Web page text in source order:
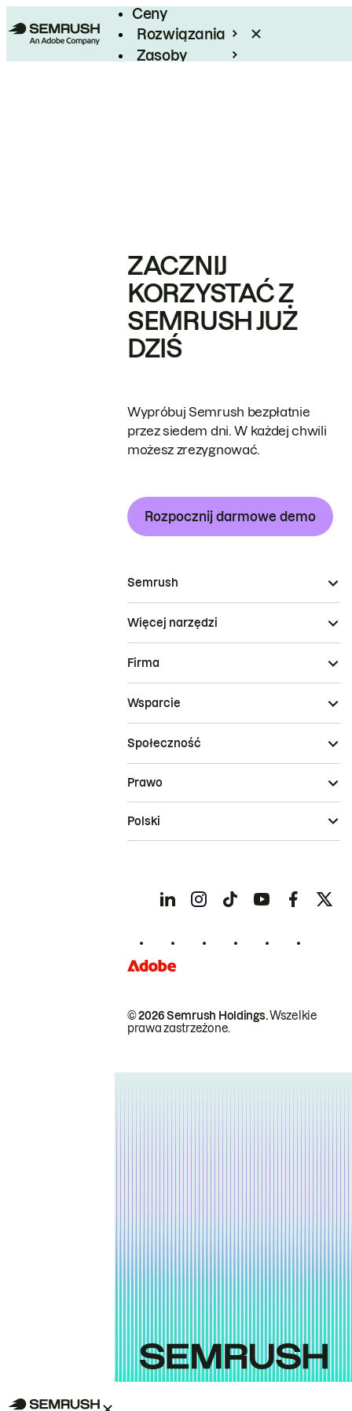
Ceny
Rozwiązania
Zasoby
ZACZNIJ
KORZYSTAĆ Z
SEMRUSH JUŻ
DZIŚ
Wypróbuj Semrush bezpłatnie
przez siedem dni. W każdej chwili
możesz zrezygnować.
Rozpocznij darmowe demo
Semrush
Więcej narzędzi
Firma
Wsparcie
Społeczność
© 2026 Semrush Holdings.Wszelkie
prawa zastrzeżone.
Prawo
Polski